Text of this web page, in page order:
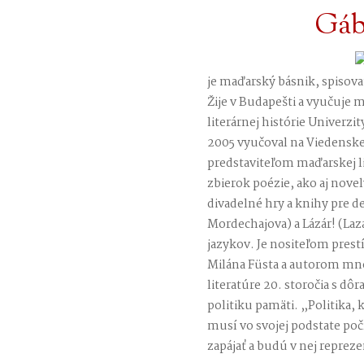
je maďarský básnik,
Žije v Budapešti a vyučuje
literárnej histórie
2005 vyučoval na
predstaviteľom maďarskej
zbierok poézie, ako aj
divadelné hry a knihy pre
Mordechajova) a Lázár!
jazykov. Je nositeľom
Milána Füsta a autorom
literatúre 20. storočia s
politiku pamäti. „Politika,
musí vo svojej podstate
zapájať a budú v nej